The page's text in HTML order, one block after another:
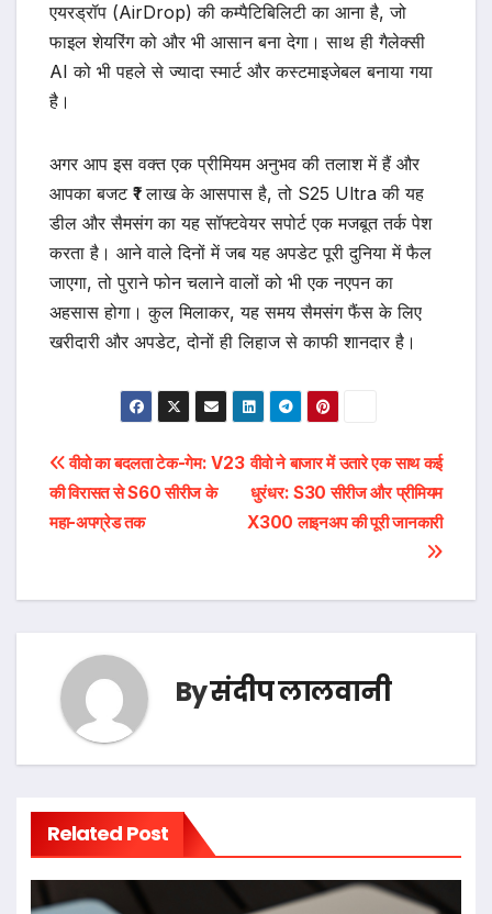
एयरड्रॉप (AirDrop) की कम्पैटिबिलिटी का आना है, जो
फाइल शेयरिंग को और भी आसान बना देगा। साथ ही गैलेक्सी
AI को भी पहले से ज्यादा स्मार्ट और कस्टमाइजेबल बनाया गया
है।
अगर आप इस वक्त एक प्रीमियम अनुभव की तलाश में हैं और
आपका बजट ₹1 लाख के आसपास है, तो S25 Ultra की यह
डील और सैमसंग का यह सॉफ्टवेयर सपोर्ट एक मजबूत तर्क पेश
करता है। आने वाले दिनों में जब यह अपडेट पूरी दुनिया में फैल
जाएगा, तो पुराने फोन चलाने वालों को भी एक नएपन का
अहसास होगा। कुल मिलाकर, यह समय सैमसंग फैंस के लिए
खरीदारी और अपडेट, दोनों ही लिहाज से काफी शानदार है।
पोस्ट
नेविगेशन
वीवो ने बाजार में उतारे एक साथ कई
धुरंधर: S30 सीरीज और प्रीमियम
X300 लाइनअप की पूरी जानकारी
वीवो का बदलता टेक-गेम: V23
की विरासत से S60 सीरीज के
महा-अपग्रेड तक
Byसंदीप लालवानी
Related Post